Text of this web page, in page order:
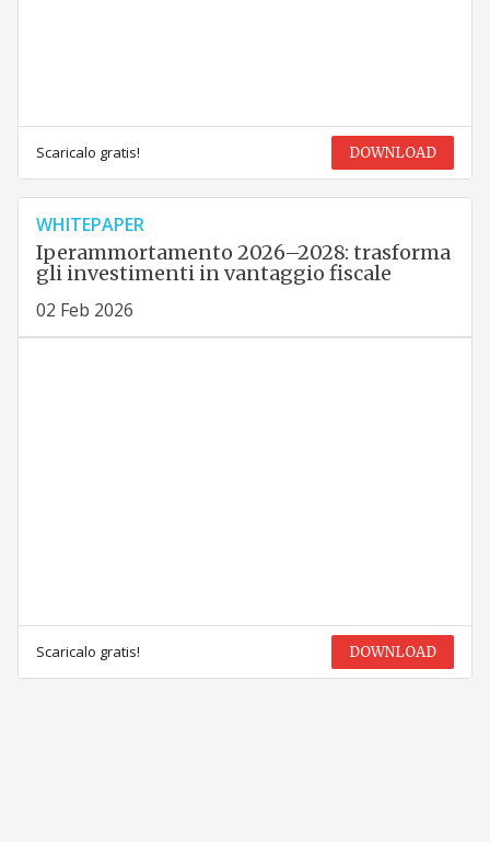
Scaricalo gratis! DOWNLOAD
WHITEPAPER
Iperammortamento 2026–2028: trasforma
gli investimenti in vantaggio fiscale
02 Feb 2026
Scaricalo gratis! DOWNLOAD